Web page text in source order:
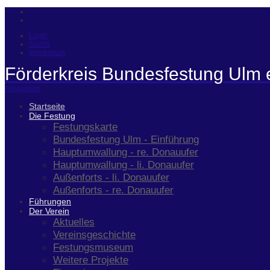
Login
Suche
Impressum
Förderkreis Bundesfestung Ulm
Navigation
Startseite
Die Festung
Festungskarte
Bundesfestung Ulm - Einführung
Hauptumwallung - re. Donauufer
Hauptumwallung - li. Donauufer
Außenforts - li. Donauufer
Außenforts - re. Donauufer
Führungen
Der Verein
Aktuelles
Vereinsgeschichte
Festungsmuseum
Weitere Projekte